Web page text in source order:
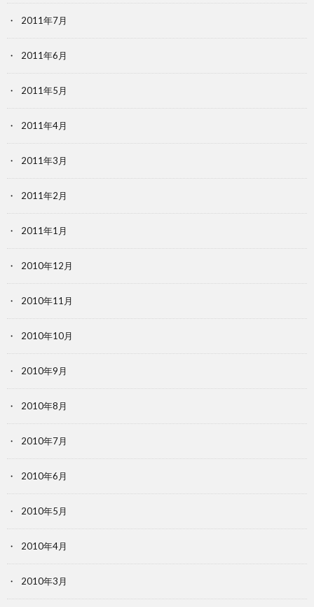
2011年7月
2011年6月
2011年5月
2011年4月
2011年3月
2011年2月
2011年1月
2010年12月
2010年11月
2010年10月
2010年9月
2010年8月
2010年7月
2010年6月
2010年5月
2010年4月
2010年3月